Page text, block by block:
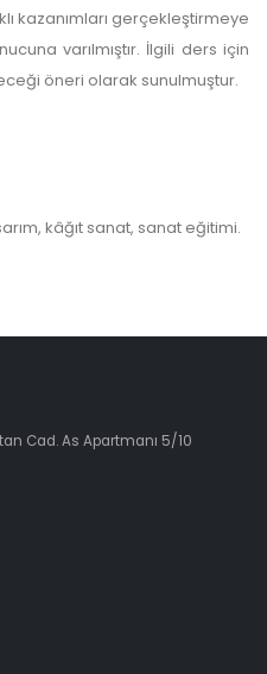
kazanımları gerçekleştirmeye
varılmıştır. İlgili ders için
öneri olarak sunulmuştur.
kâğıt sanat, sanat eğitimi.
Cad. As Apartmanı 5/10